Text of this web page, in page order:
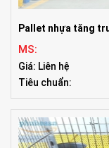
Pallet nhựa tăng
MS:
Giá: Liên hệ
Tiêu chuẩn: